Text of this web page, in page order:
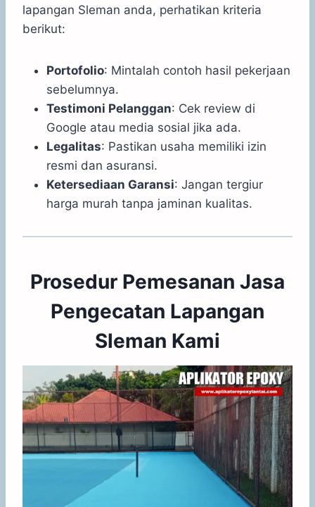
lapangan Sleman anda, perhatikan kriteria
berikut:
Portofolio: Mintalah contoh hasil pekerjaan
sebelumnya.
Testimoni Pelanggan: Cek review di
Google atau media sosial jika ada.
Legalitas: Pastikan usaha memiliki izin
resmi dan asuransi.
Ketersediaan Garansi: Jangan tergiur
harga murah tanpa jaminan kualitas.
Prosedur Pemesanan Jasa
Pengecatan Lapangan
Sleman Kami